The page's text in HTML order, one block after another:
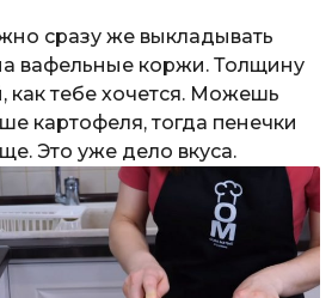
сразу же выкладывать
вафельные коржи. Толщину
как тебе хочется. Можешь
картофеля, тогда пенечки
Это уже дело вкуса.